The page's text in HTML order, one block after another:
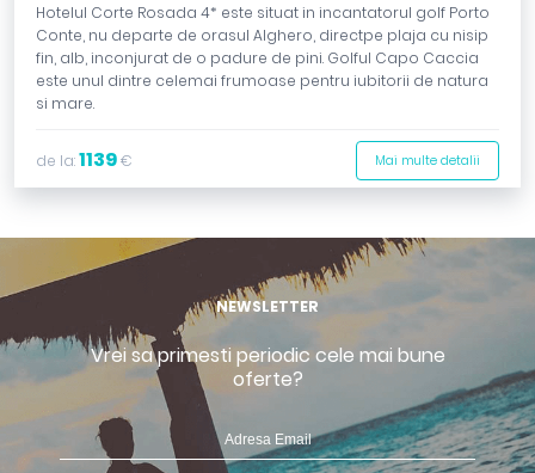
Hotelul Corte Rosada 4* este situat in incantatorul golf Porto
Conte, nu departe de orasul Alghero, directpe plaja cu nisip
fin, alb, inconjurat de o padure de pini. Golful Capo Caccia
este unul dintre celemai frumoase pentru iubitorii de natura
si mare.
de la:1139€ Mai multe detalii
NEWSLETTER
Vrei sa primesti periodic cele mai bune
oferte?